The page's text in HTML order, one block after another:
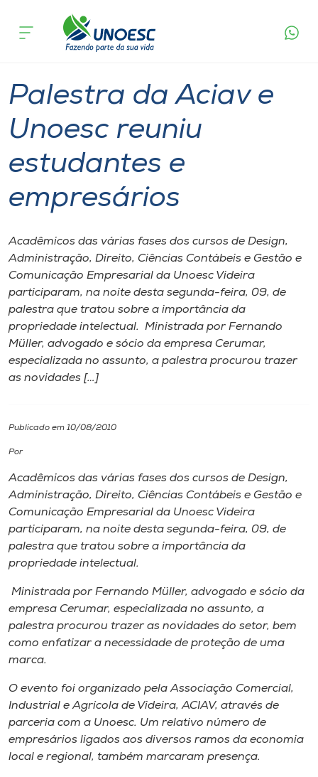
Cursos
Pesquisa
Atendimento ao Estudante
Portal de Ensino
A
Internacionalização
I.nova
Cultura
CPA
Biblioteca
Editora
Museu
Unoesc
Store
acontece
Palestra da Aciav e
Unoesc reuniu
estudantes e
empresários
Acadêmicos das várias fases dos cursos de Design,
Administração, Direito, Ciências Contábeis e Gestão e
Comunicação Empresarial da Unoesc Videira
participaram, na noite desta segunda-feira, 09, de
palestra que tratou sobre a importância da
propriedade intelectual. Ministrada por Fernando
Müller, advogado e sócio da empresa Cerumar,
especializada no assunto, a palestra procurou trazer
as novidades […]
Publicado em 10/08/2010
Por
Acadêmicos das várias fases dos cursos de Design,
Administração, Direito, Ciências Contábeis e Gestão e
Comunicação Empresarial da Unoesc Videira
participaram, na noite desta segunda-feira, 09, de
palestra que tratou sobre a importância da
propriedade intelectual.
Ministrada por Fernando Müller, advogado e sócio da
empresa Cerumar, especializada no assunto, a
palestra procurou trazer as novidades do setor, bem
como enfatizar a necessidade de proteção de uma
marca.
O evento foi organizado pela Associação Comercial,
Industrial e Agrícola de Videira, ACIAV, através de
parceria com a Unoesc. Um relativo número de
empresários ligados aos diversos ramos da economia
local e regional, também marcaram presença.